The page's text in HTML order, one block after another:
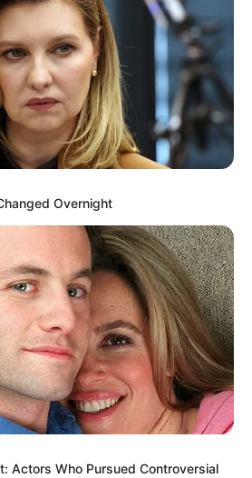
Vitézy Dávid lesz a
és beruházási
politikai riválisa – egyben
– Karácsony
is megszólalt a
írja, hogy felhívta, és szívből
a miniszteri
Overnight
Actors Who Pursued Controversial